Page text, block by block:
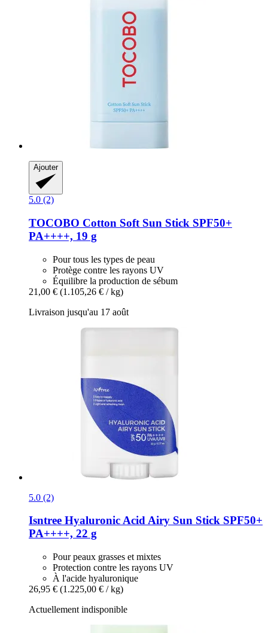
Ajouter
5.0 (2)
TOCOBO Cotton Soft Sun Stick SPF50+
PA++++, 19 g
Pour tous les types de peau
Protège contre les rayons UV
Équilibre la production de sébum
21,00 € (1.105,26 € / kg)
Livraison jusqu'au 17 août
5.0 (2)
Isntree Hyaluronic Acid Airy Sun Stick SPF50+
PA++++, 22 g
Pour peaux grasses et mixtes
Protection contre les rayons UV
À l'acide hyaluronique
26,95 € (1.225,00 € / kg)
Actuellement indisponible